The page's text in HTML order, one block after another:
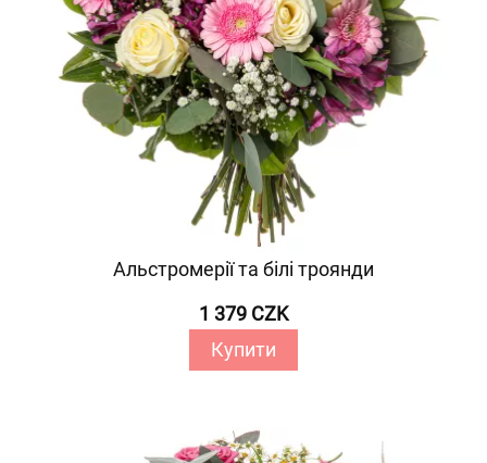
Альстромерії та білі троянди
1 379 CZK
Купити